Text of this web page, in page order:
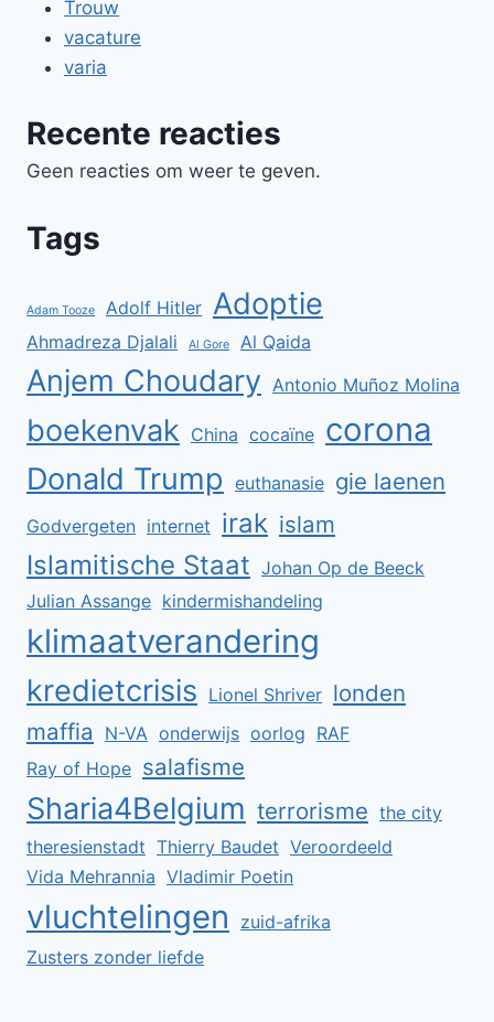
Trouw
vacature
varia
Recente reacties
Geen reacties om weer te geven.
Tags
Adam Tooze Adolf Hitler Adoptie
Ahmadreza Djalali Al Gore Al Qaida
Anjem Choudary Antonio Muñoz Molina
boekenvak China cocaïne corona
Donald Trump euthanasie gie laenen
Godvergeten internet irak islam
Islamitische Staat Johan Op de Beeck
Julian Assange kindermishandeling
klimaatverandering
kredietcrisis Lionel Shriver londen
maffia
N-VA onderwijs oorlog RAF
Ray of Hope salafisme
Sharia4Belgium terrorisme the city
theresienstadt Thierry Baudet Veroordeeld
Vida Mehrannia Vladimir Poetin
vluchtelingen
zuid-afrika
Zusters zonder liefde